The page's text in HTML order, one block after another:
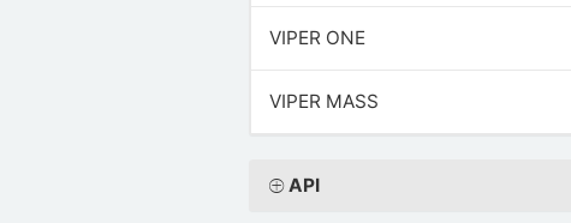
VIPER ONE
VIPER MASS
API